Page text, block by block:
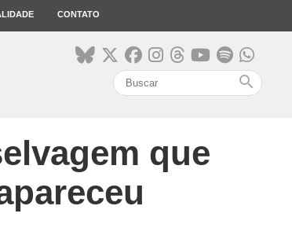
CONTATO
search
que